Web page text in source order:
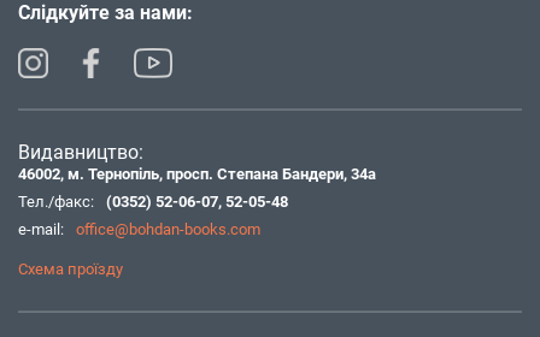
Слідкуйте за нами:
Видавництво:
46002, м. Тернопіль, просп. Степана Бандери, 34а
Тел./факс:
(0352) 52-06-07, 52-05-48
e-mail:
office@bohdan-books.com
Схема проїзду